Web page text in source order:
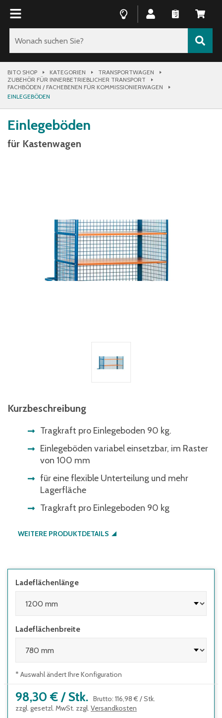
BITO SHOP KATEGORIEN
TRANSPORTWAGEN
ZUBEHÖR FÜR INNERBETRIEBLICHER TRANSPORT
FACHBÖDEN / FACHEBENEN FÜR KOMMISSIONIERWAGEN
EINLEGEBÖDEN
Einlegeböden
für Kastenwagen
Kurzbeschreibung
Tragkraft pro Einlegeboden 90 kg.
Einlegeböden variabel einsetzbar, im Raster
von 100 mm
für eine flexible Unterteilung und mehr
Lagerfläche
Tragkraft pro Einlegeboden 90 kg
WEITERE PRODUKTDETAILS
Ladeflächenlänge
Ladeflächenbreite
* Auswahl ändert Ihre Konfiguration
98,30 € / Stk. Brutto: 116,98 € /Stk.
zzgl. gesetzl. MwSt. zzgl. Versandkosten